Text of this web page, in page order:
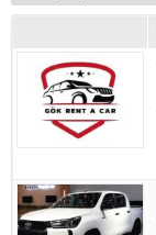
Volkswagen
Chevrolet
Honda (4)
Jeep (3)
Toyota